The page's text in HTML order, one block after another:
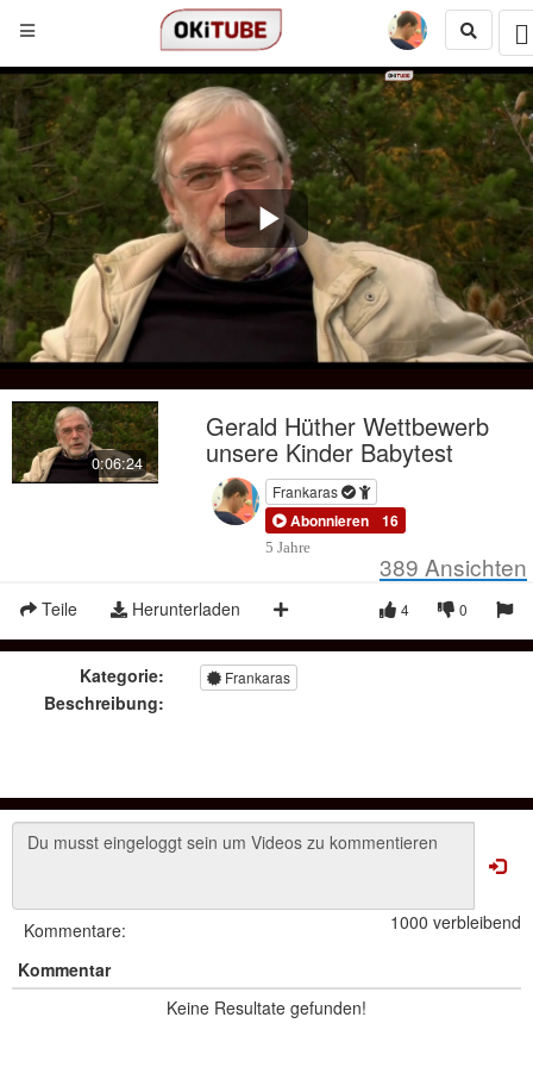
Play
Video
0:06:24
Gerald Hüther Wettbewerb
unsere Kinder Babytest
Frankaras
Abonnieren 16
5 Jahre
389 Ansichten
Teile Herunterladen 0
4
Kategorie: Frankaras
Beschreibung:
1000 verbleibend
Kommentare:
Kommentar
Keine Resultate gefunden!